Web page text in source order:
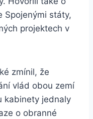
Spojenými státy,
projektech v
zmínil, že
vlád obou zemí
kabinety jednaly
o obranné